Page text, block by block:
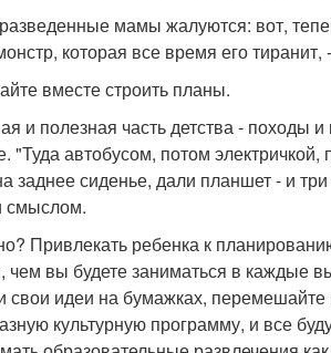
мамы жалуются: вот,
которая все время его
вместе строить планы.
и полезная часть детства -
"Туда автобусом, потом
заднее сиденье, дали планшет - и
смыслом.
Привлекать ребенка к
чем вы будете заниматься в каждые
свои идеи на бумажках,
культурную программу, и все